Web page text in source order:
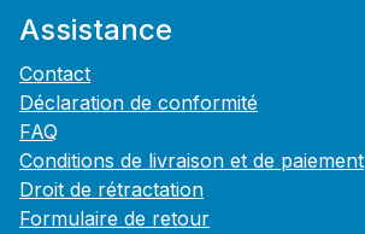
Assistance
Contact
Déclaration de conformité
FAQ
Conditions de livraison et de paiement
Droit de rétractation
Formulaire de retour